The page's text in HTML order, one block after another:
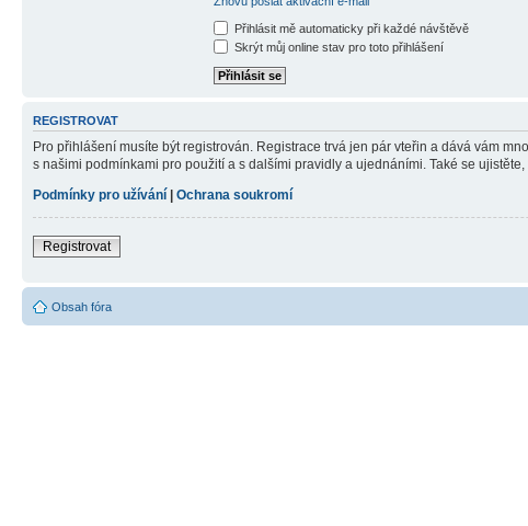
Přihlásit mě automaticky při každé návštěvě
Skrýt můj online stav pro toto přihlášení
REGISTROVAT
Pro přihlášení musíte být registrován. Registrace trvá jen pár vteřin a dává vám
s našimi podmínkami pro použití a s dalšími pravidly a ujednáními. Také se
Podmínky pro užívání | Ochrana soukromí
Registrovat
Obsah fóra